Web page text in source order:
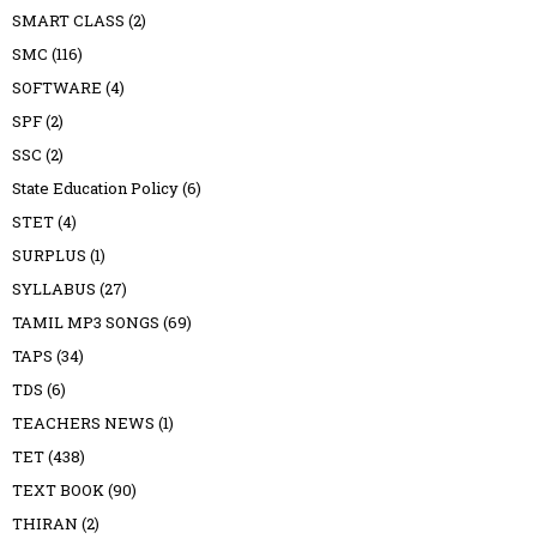
SMART CLASS (2)
SMC (116)
SOFTWARE (4)
SPF(2)
SSC (2)
State Education Policy(6)
STET(4)
SURPLUS (1)
SYLLABUS (27)
TAMIL MP3 SONGS (69)
TAPS (34)
TDS (6)
TEACHERS NEWS (1)
TET(438)
TEXT BOOK(90)
THIRAN (2)